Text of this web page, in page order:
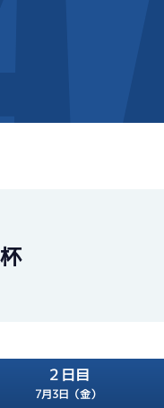
台帳
性・進入コース別情報
２日目
7月3日（金）